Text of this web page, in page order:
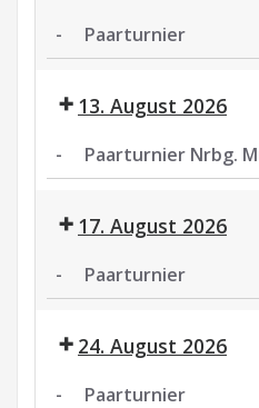
- Paarturnier
13. August 2026
- Paarturnier Nrbg.
Nrbg.
Museum17. August 2026
- Paarturnier
24. August 2026
- Paarturnier